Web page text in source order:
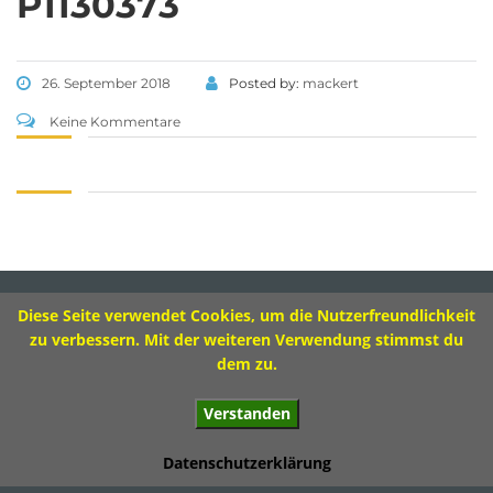
26. September 2018 Posted by: mackert
Keine Kommentare
Tel 09571 – 2082
Sekretariat
Montag 8.00 – 12.00 Uhr
Mittwoch 8.00 – 11.30 Uhr
Impressum
© 2017 Ivo-Hennemann-Grundschule Bad Staffelstein
Diese Seite verwendet Cookies, um die Nutzerfreundlichkeit
zu verbessern. Mit der weiteren Verwendung stimmst du
dem zu.
Verstanden
Datenschutzerklärung